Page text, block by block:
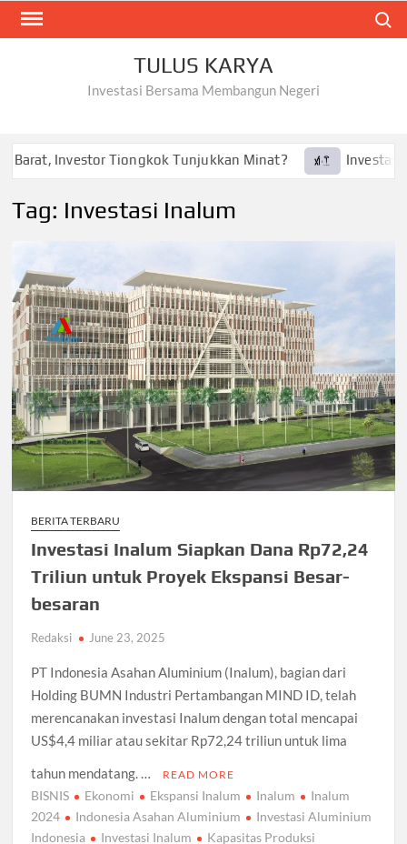
Skip
TULUS KARYA
Investasi Bersama Membangun Negeri
Investor Tiongkok Tunjukkan Minat? Investasi
Tag: Investasi Inalum
BERITA TERBARU
Investasi Inalum Siapkan Dana Rp72,24
Triliun untuk Proyek Ekspansi Besar-
besaran
Redaksi June 23, 2025
PT Indonesia Asahan Aluminium (Inalum), bagian dari
Holding BUMN Industri Pertambangan MIND ID, telah
merencanakan investasi Inalum dengan total mencapai
US$4,4 miliar atau sekitar Rp72,24 triliun untuk lima
tahun mendatang. …
READ MORE
BISNIS Ekonomi Ekspansi Inalum Inalum
Inalum
2024
Indonesia Asahan Aluminium
Investasi Aluminium
Indonesia
Investasi Inalum
Kapasitas Produksi